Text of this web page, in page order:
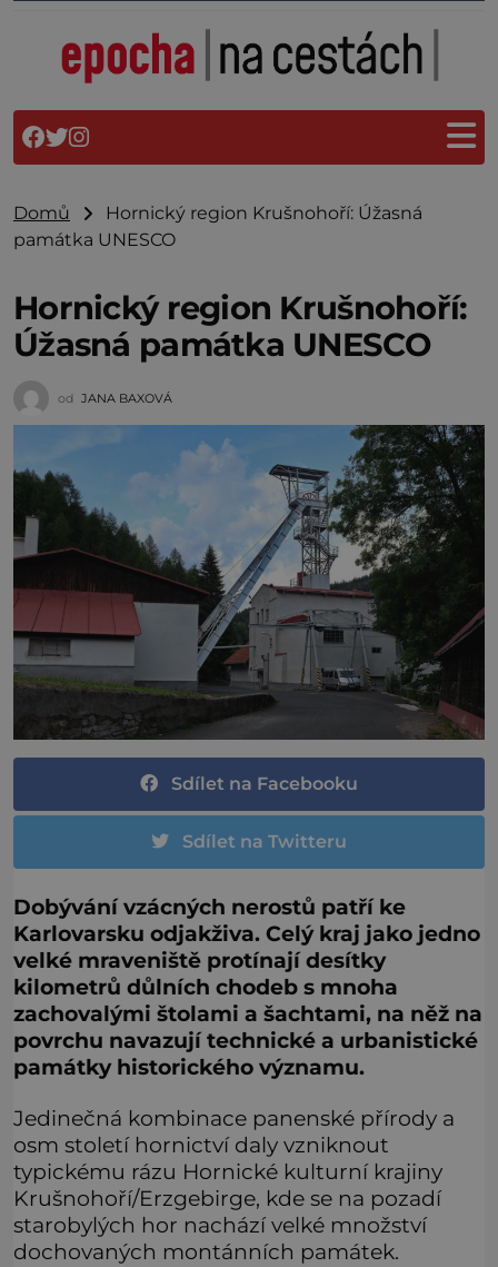
Domů
Hornický region Krušnohoří: Úžasná
památka UNESCO
Hornický region Krušnohoří:
Úžasná památka UNESCO
od JANA BAXOVÁ
Sdílet na Facebooku
Sdílet na Twitteru
Dobývání vzácných nerostů patří ke
Karlovarsku odjakživa. Celý kraj jako jedno
velké mraveniště protínají desítky
kilometrů důlních chodeb s mnoha
zachovalými štolami a šachtami, na něž na
povrchu navazují technické a urbanistické
památky historického významu.
Jedinečná kombinace panenské přírody a
osm století hornictví daly vzniknout
typickému rázu Hornické kulturní krajiny
Krušnohoří/Erzgebirge, kde se na pozadí
starobylých hor nachází velké množství
dochovaných montánních památek.